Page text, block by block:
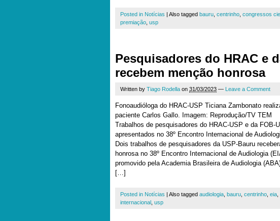
Posted in Notícias | Also tagged bauru centrinho congressos
premiação usp
Pesquisadores do HRAC e
recebem menção honrosa
Written by Tiago Rodella on 31/03/2023 — Leave a Comment
Fonoaudióloga do HRAC-USP Ticiana Zambonato
paciente Carlos Gallo. Imagem: Reprodução/TV TEM
Trabalhos de pesquisadores do HRAC-USP e da FOB-
apresentados no 38º Encontro Internacional de
Dois trabalhos de pesquisadores da USP-Bauru
honrosa no 38º Encontro Internacional de Audiologia
promovido pela Academia Brasileira de Audiologia
[…]
Posted in Notícias | Also tagged audiologia bauru centrinho eia
internacional usp